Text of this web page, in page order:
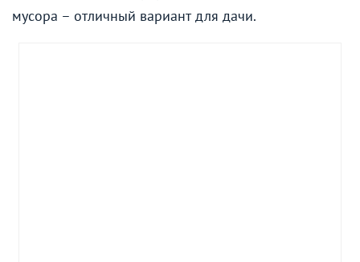
мусора – отличный вариант для дачи.